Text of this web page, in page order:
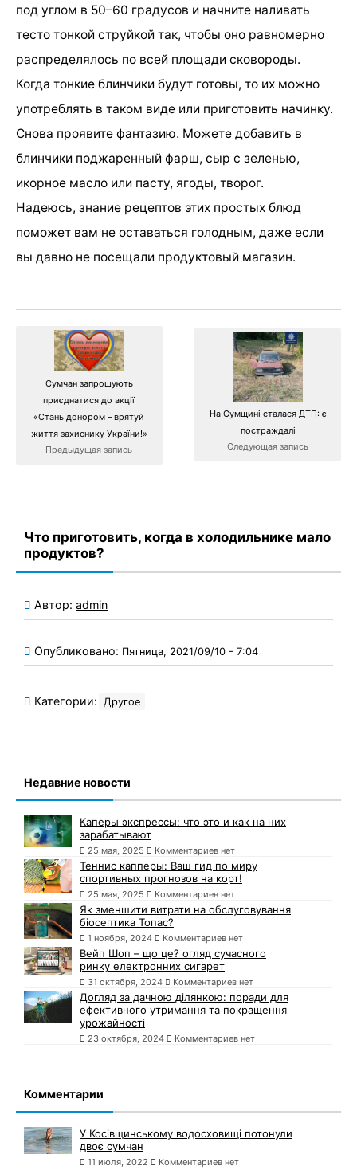
под углом в 50–60 градусов и начните наливать
тесто тонкой струйкой так, чтобы оно равномерно
распределялось по всей площади сковороды.
Когда тонкие блинчики будут готовы, то их можно
употреблять в таком виде или приготовить начинку.
Снова проявите фантазию. Можете добавить в
блинчики поджаренный фарш, сыр с зеленью,
икорное масло или пасту, ягоды, творог.
Надеюсь, знание рецептов этих простых блюд
поможет вам не оставаться голодным, даже если
вы давно не посещали продуктовый магазин.
Сумчан запрошують
приєднатися до акції
«Стань донором – врятуй
життя захиснику України!»
Предыдущая запись
На Сумщині сталася ДТП: є
постраждалі
Следующая запись
Что приготовить, когда в холодильнике мало
продуктов?
Автор: admin
Опубликовано: Пятница, 2021/09/10 - 7:04
Категории: Другое
Недавние новости
Каперы экспрессы: что это и как на них
зарабатывают
25 мая, 2025 Комментариев нет
Теннис капперы: Ваш гид по миру
спортивных прогнозов на корт!
25 мая, 2025 Комментариев нет
Як зменшити витрати на обслуговування
біосептика Топас?
1 ноября, 2024 Комментариев нет
Вейп Шоп – що це? огляд сучасного
ринку електронних сигарет
31 октября, 2024 Комментариев нет
Догляд за дачною ділянкою: поради для
ефективного утримання та покращення
урожайності
23 октября, 2024 Комментариев нет
Комментарии
У Косівщинському водосховищі потонули
двоє сумчан
11 июля, 2022 Комментариев нет